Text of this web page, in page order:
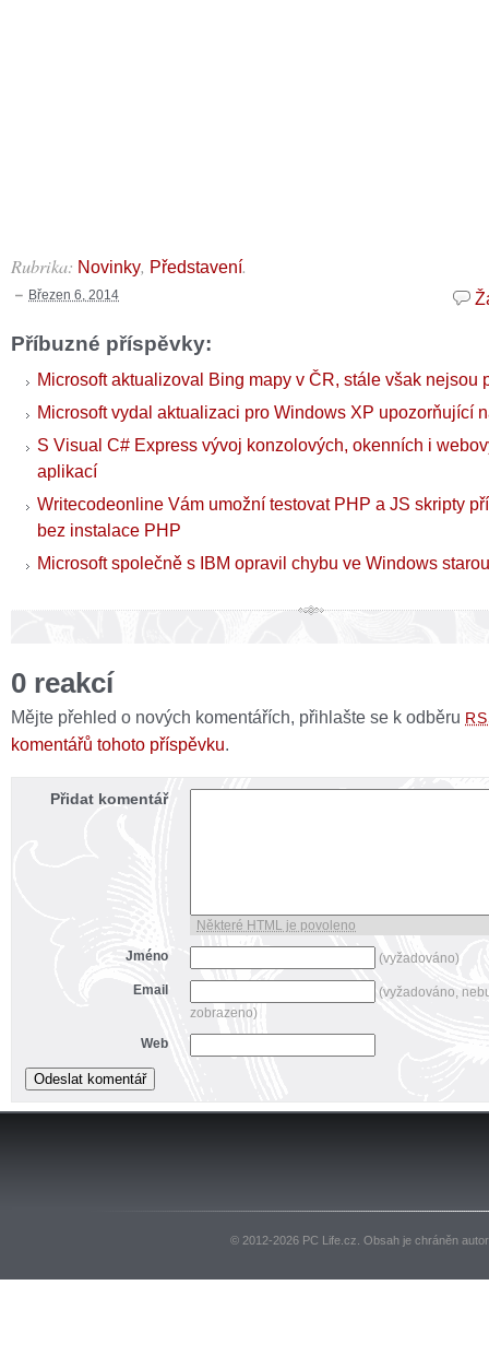
Rubrika: Novinky, Představení.
Březen 6, 2014
Příbuzné příspěvky:
Microsoft aktualizoval Bing mapy v ČR, stále však nejsou
Microsoft vydal aktualizaci pro Windows XP upozorňující
S Visual C# Express vývoj konzolových, okenních i
aplikací
Writecodeonline Vám umožní testovat PHP a JS skripty
bez instalace PHP
Microsoft společně s IBM opravil chybu ve Windows
0 reakcí
Mějte přehled o nových komentářích, přihlašte se k odběru
komentářů tohoto příspěvku.
Přidat komentář
Některé HTML je povoleno
Jméno
(vyžadováno)
Email
(vyžadováno,
zobrazeno)
Web
© 2012-2026 PC Life.cz. Obsah je chráněn